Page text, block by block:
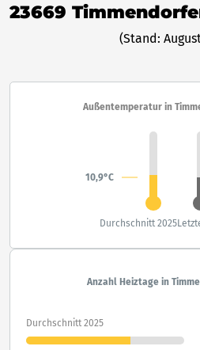
23669
(Stand:
Außentemperatur in
10,9°C
Durchschnitt 2025
Anzahl Heiztage in
Durchschnitt 2025